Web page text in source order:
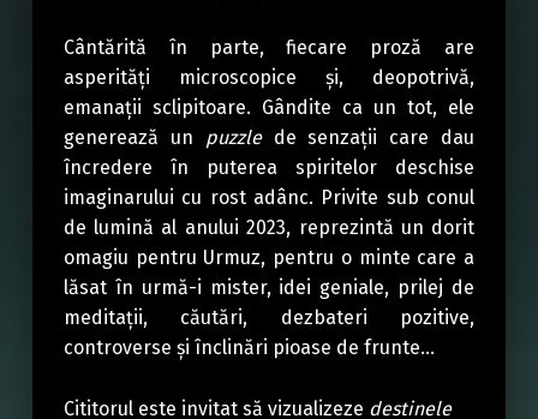
Cântărită în parte, fiecare proză are
asperităţi microscopice şi, deopotrivă,
emanaţii sclipitoare. Gândite ca un tot, ele
generează un puzzle de senzaţii care dau
încredere în puterea spiritelor deschise
imaginarului cu rost adânc. Privite sub conul
de lumină al anului 2023, reprezintă un dorit
omagiu pentru Urmuz, pentru o minte care a
lăsat în urmă-i mister, idei geniale, prilej de
meditaţii, căutări, dezbateri pozitive,
controverse şi înclinări pioase de frunte…
Cititorul este invitat să vizualizeze destinele